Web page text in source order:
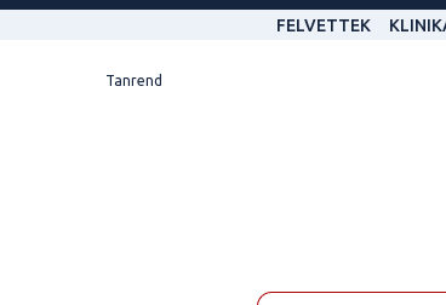
FELVETTEK
Tanrend